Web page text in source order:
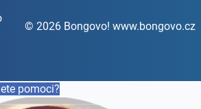
© 2026 Bongovo! www.bongovo.cz
pomoci?